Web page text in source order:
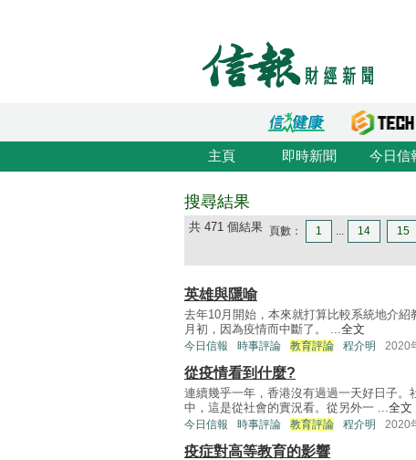
主頁 即時新聞 今日信
搜尋結果
共 471 個結果 頁數： 1 ... 14 15
英雄與隱喻
去年10月開始，本來就打算比較系統地介
月初，因為疫情而中斷了。 ...全文
今日信報 時事評論 教育評論 程介明 2020
從疫情看到什麼?
連續幾乎一年，香港沒有過過一天好日子
中，這是從社會的實況看。從另外一 ...全文
今日信報 時事評論 教育評論 程介明 2020
疫症對高等教育的影響